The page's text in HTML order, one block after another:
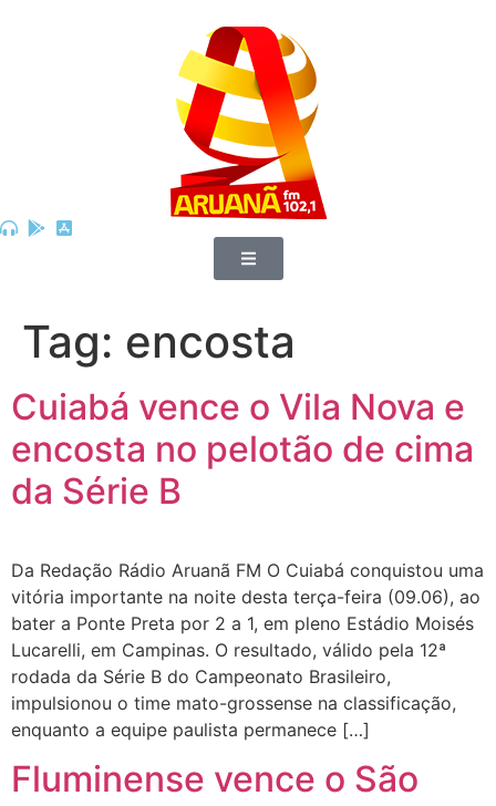
Tag: encosta
Cuiabá vence o Vila Nova e
encosta no pelotão de cima
da Série B
Da Redação Rádio Aruanã FM O Cuiabá conquistou uma
vitória importante na noite desta terça-feira (09.06), ao
bater a Ponte Preta por 2 a 1, em pleno Estádio Moisés
Lucarelli, em Campinas. O resultado, válido pela 12ª
rodada da Série B do Campeonato Brasileiro,
impulsionou o time mato-grossense na classificação,
enquanto a equipe paulista permanece […]
Fluminense vence o São